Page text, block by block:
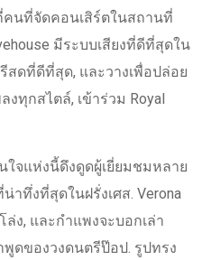
คนที่จัดคอนเสิร์ตในสถานที่
มีระบบเสียงที่ดีที่สุดใน
ดที่ดีที่สุด, และวางเพื่อปล่อย
งทุกสไตล์, เข้าร่วม Royal
จแห่งนี้ดึงดูดผู้เยี่ยมชมหลาย
ทึ่งที่สุดในฝรั่งเศส. Verona
ง, และกำแพงจะบอกเล่า
ดของวงดนตรีป๊อป. รูปทรง